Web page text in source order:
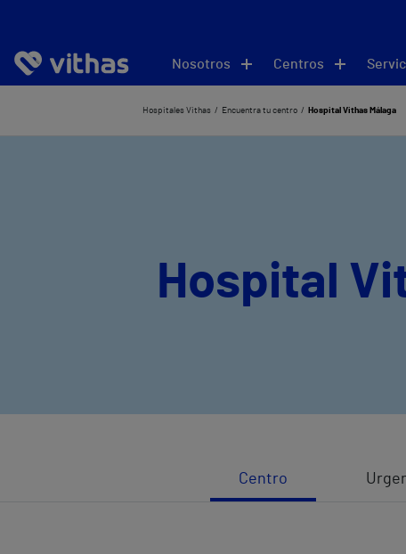
Nosotros Centros
Hospitales Vithas Encuentra tu centro Hospital Vithas Málaga
Hospital
Centro